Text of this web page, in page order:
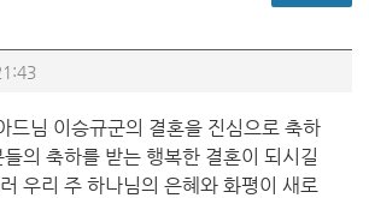
드님 이승규군의 결혼을 진심으로 축하
의 축하를 받는 행복한 결혼이 되시길
우리 주 하나님의 은혜와 화평이 새로